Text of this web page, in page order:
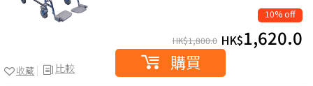
比較
收藏
10% off
HK$1,800.0 HK$1,620.0
購買